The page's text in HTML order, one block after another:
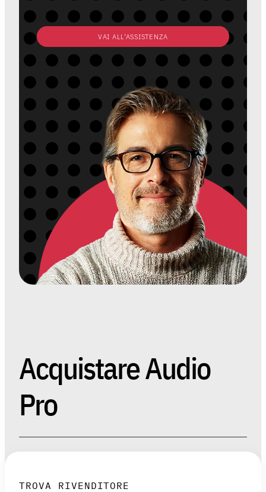
VAI ALL‘ASSISTENZA
Acquistare Audio
Pro
TROVA RIVENDITORE